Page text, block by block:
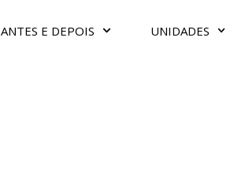
ANTES E DEPOIS UNIDADES